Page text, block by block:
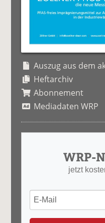
Auszug aus dem
Heftarchiv
Abonnement
Mediadaten WRP
WRP-
jetzt